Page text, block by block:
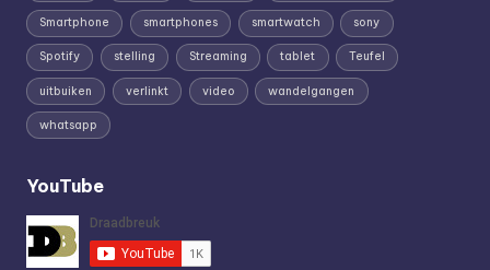
Smartphone smartphones smartwatch sony
Spotify stelling Streaming tablet Teufel
uitbuiken verlinkt video wandelgangen
whatsapp
YouTube